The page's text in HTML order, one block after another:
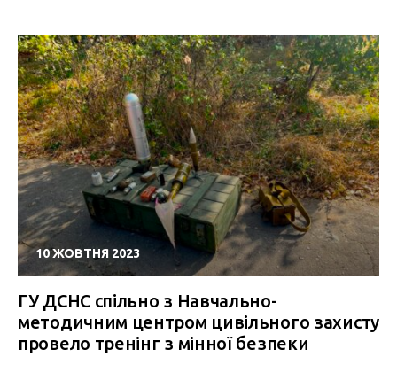
10 ЖОВТНЯ 2023
ГУ ДСНС спільно з Навчально-
методичним центром цивільного захисту
провело тренінг з мінної безпеки